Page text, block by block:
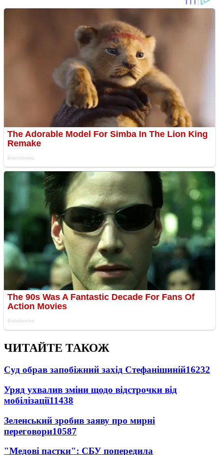
ЧИТАЙТЕ ТАКОЖ
Суд обрав запобіжний захід Стефанішиній16232
Уряд ухвалив зміни щодо відстрочки від
мобілізації11438
Зеленський зробив заяву про мирні
переговори10587
"Медові пастки": СБУ попередила